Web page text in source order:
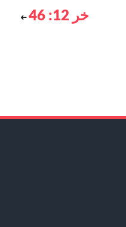
خر 12: 46